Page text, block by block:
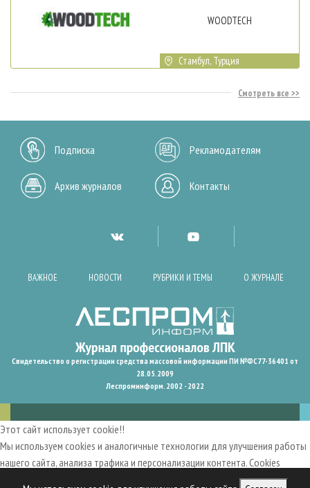
WOODTECH
Стамбул, Турция
Смотреть все
Подписка Рекламодателям
Архив журналов Контакты
ВАЖНОЕ НОВОСТИ РУБРИКИ И ТЕМЫ О ЖУРНАЛЕ
Свидетельство о регистрации средства массовой информации ПИ №ФС77-36401 от
28.05.2009
Леспроминформ. 2002 - 2022
Этот сайт использует cookie!!
Мы используем cookies и аналогичные технологии для улучшения работы
нашего сайта, анализа трафика и персонализации контента. Cookies